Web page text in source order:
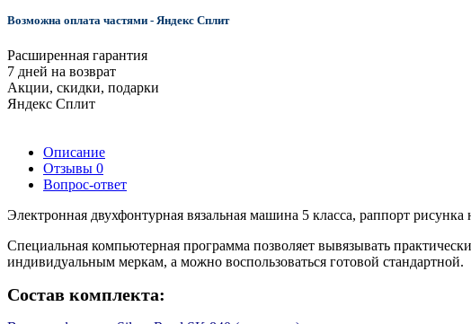
Возможна оплата частями - Яндекс Сплит
Расширенная гарантия
7 дней на возврат
Акции, скидки, подарки
Яндекс Сплит
Описание
Отзывы 0
Вопрос-ответ
Электронная двухфонтурная вязальная машина 5 класса, раппорт рисунка
Специальная компьютерная программа позволяет вывязывать
индивидуальным меркам, а можно воспользоваться готовой стандартной.
Состав комплекта: